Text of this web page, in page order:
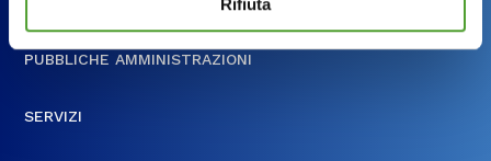
cookie utilizzati e su come è possibile modificare le
Tutti" o “Accetta selezionati” altrimenti clicca su "Rifiuta"
PUBBLICHE AMMINISTRAZIONI
SERVIZI